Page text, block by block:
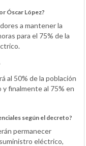
Óscar López?
a mantener la
para el 75% de la
al 50% de la población
y finalmente al 75% en
según el decreto?
permanecer
eléctrico,